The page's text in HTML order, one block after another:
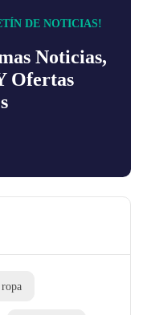
DE NOTICIAS!
Noticias,
Ofertas